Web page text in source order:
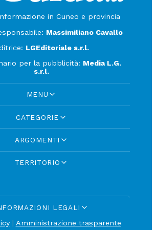
in Cuneo e provincia
Massimiliano Cavallo
LGEditoriale s.r.l.
per la pubblicità: Media L.G.
s.r.l.
MENU
CATEGORIE
ARGOMENTI
TERRITORIO
LEGALI
| Amministrazione trasparente